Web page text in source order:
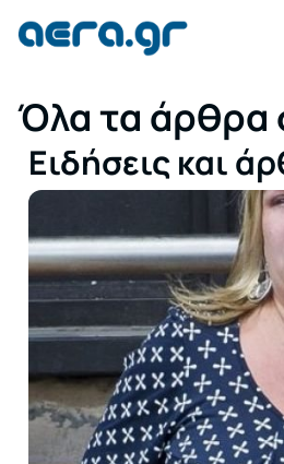
Όλα τα άρθρα
Ειδήσεις και